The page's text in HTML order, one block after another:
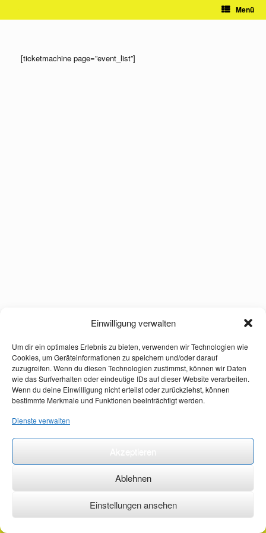
Einwilligung verwalten
Um dir ein optimales Erlebnis zu bieten, verwenden wir Technologien wie
Cookies, um Geräteinformationen zu speichern und/oder darauf
zuzugreifen. Wenn du diesen Technologien zustimmst, können wir Daten
wie das Surfverhalten oder eindeutige IDs auf dieser Website verarbeiten.
Wenn du deine Einwilligung nicht erteilst oder zurückziehst, können
bestimmte Merkmale und Funktionen beeinträchtigt werden.
Dienste verwalten
Ablehnen
Einstellungen ansehen
Menü
[ticketmachine page=”event_list”]
©2026 ·erstehilfekurs-mauch.de ·AGB ·Datenschutzerklärung ·Impressum ·